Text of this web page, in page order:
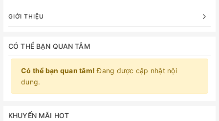
GIỚI THIỆU
CÓ THỂ BẠN QUAN TÂM
Có thể bạn quan tâm! Đang được cập nhật nội
dung.
KHUYẾN MÃI HOT